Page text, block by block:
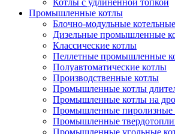
Котлы с удлиненной топкой
Промышленные котлы
Блочно-модульные котельные
Дизельные промышленные
Классические котлы
Пеллетные промышленные
Полуавтоматические котлы
Производственные котлы
Промышленные котлы
Промышленные котлы на
Промышленные пиролизные
Промышленные
Промышленные угольные